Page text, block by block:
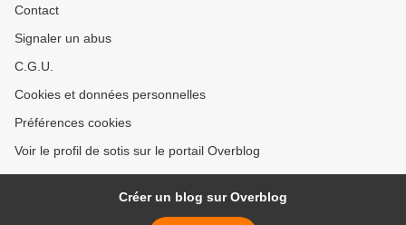
Contact
Signaler un abus
C.G.U.
Cookies et données personnelles
Préférences cookies
Voir le profil de sotis sur le portail Overblog
Créer un blog sur Overblog